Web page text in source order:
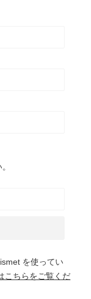
を使ってい
こちらをご覧くだ